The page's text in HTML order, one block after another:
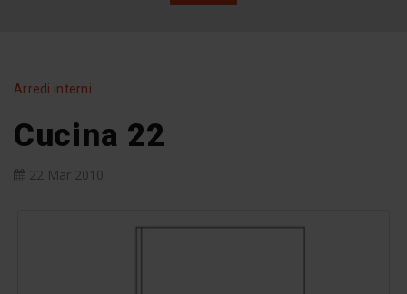
Arredi interni
Cucina 22
22 Mar 2010